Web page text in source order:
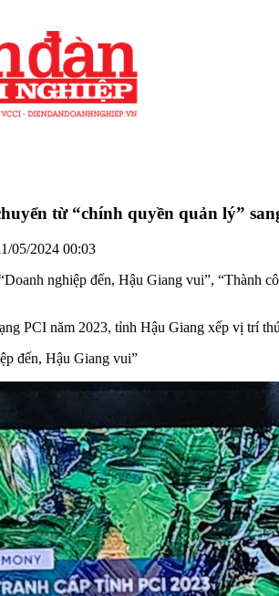
từ “chính quyền quản lý”
05/2024 00:03
nghiệp đến, Hậu Giang vui”, “Thành
PCI năm 2023, tỉnh Hậu Giang xếp vị trí
đến, Hậu Giang vui”